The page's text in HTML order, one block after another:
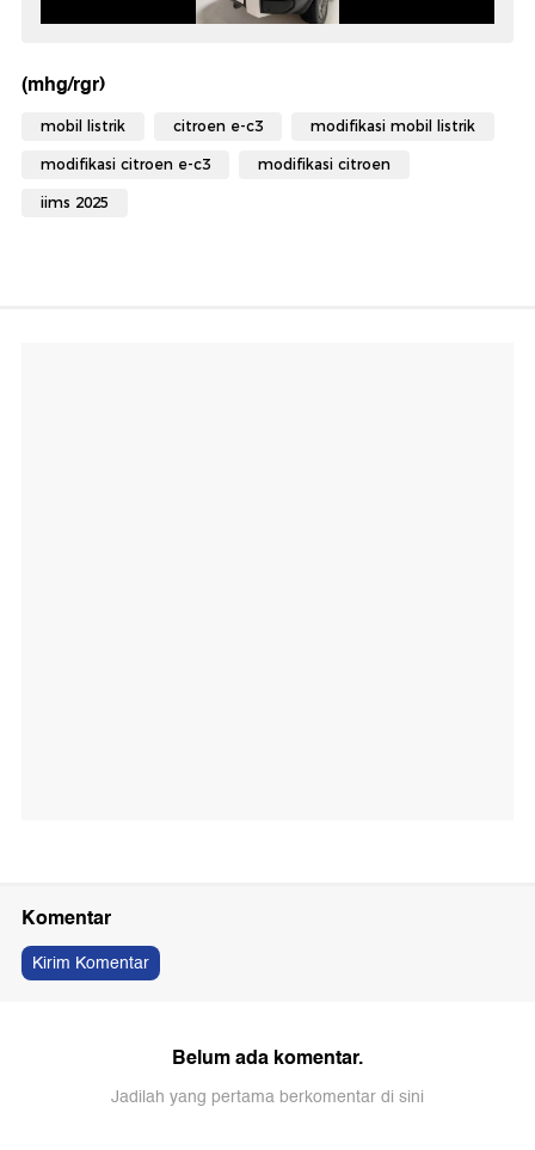
(mhg/rgr)
mobil listrik citroen e-c3 modifikasi mobil listrik
modifikasi citroen e-c3 modifikasi citroen
iims 2025
Komentar
Kirim Komentar
Belum ada komentar.
Jadilah yang pertama berkomentar di sini